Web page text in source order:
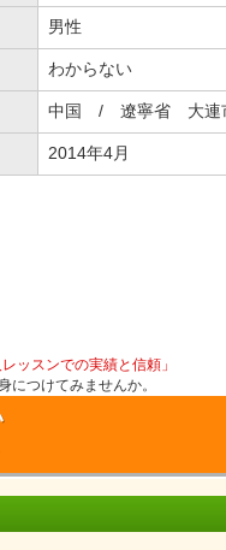
男性
わからない
中国 / 遼寧省 大連
2014年4月
ッスンでの実績と信頼」
につけてみませんか。